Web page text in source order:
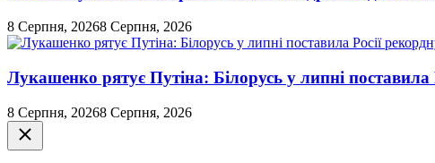
8 Серпня, 20268 Серпня, 2026
Лукашенко рятує Путіна: Білорусь у липні поставила
8 Серпня, 20268 Серпня, 2026
Закрити